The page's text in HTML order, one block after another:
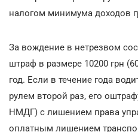
налогом минимума доходов
За вождение в нетрезвом
штраф в размере 10200 грн
год. Если в течение года
рулем второй раз, его
НМДГ) с лишением права
оплатным лишением